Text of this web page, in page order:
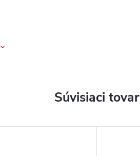
Súvisiaci tovar